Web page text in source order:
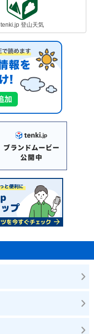
tenki.jp 登山天気